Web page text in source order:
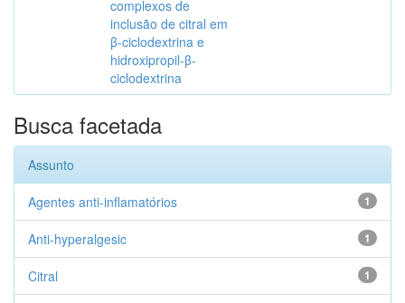
complexos de
inclusão de citral em
β-ciclodextrina e
hidroxipropil-β-
ciclodextrina
Busca facetada
Assunto
1
Agentes anti-inflamatórios
1
Anti-hyperalgesic
1
Citral